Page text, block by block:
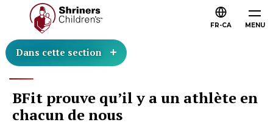
MENU
FR-CA
Dans cette section
BFit prouve qu’il y a un athlète en
chacun de nous